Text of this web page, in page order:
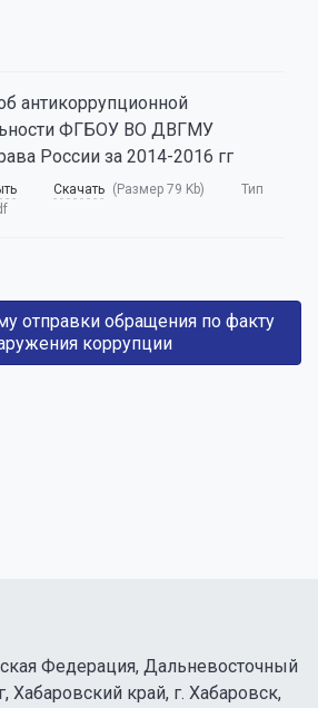
антикоррупционной
ФГБОУ ВО ДВГМУ
России за 2014-2016 гг
Скачать (Размер 79 Kb)
Тип
отправки обращения по факту
коррупции
Федерация, Дальневосточный
Хабаровский край, г. Хабаровск,